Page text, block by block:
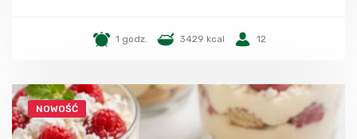
1 godz. 3429 kcal 12
NOWOŚĆ